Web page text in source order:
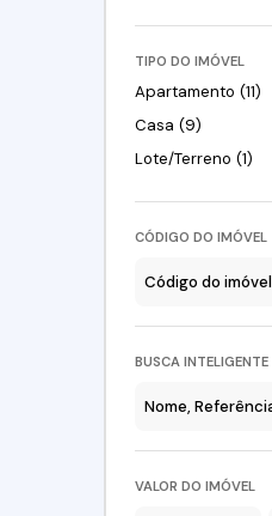
TIPO DO IMÓVEL
Apartamento (11)
Casa (9)
Lote/Terreno (1)
CÓDIGO DO IMÓVEL
BUSCA INTELIGENTE
VALOR DO IMÓVEL